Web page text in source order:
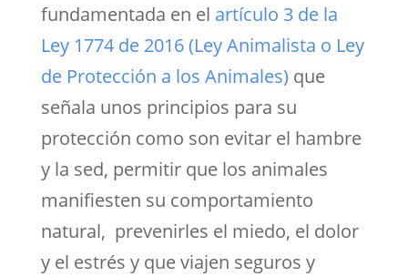
fundamentada en el artículo 3 de la
Ley 1774 de 2016 (Ley Animalista o Ley
de Protección a los Animales) que
señala unos principios para su
protección como son evitar el hambre
y la sed, permitir que los animales
manifiesten su comportamiento
natural, prevenirles el miedo, el dolor
y el estrés y que viajen seguros y